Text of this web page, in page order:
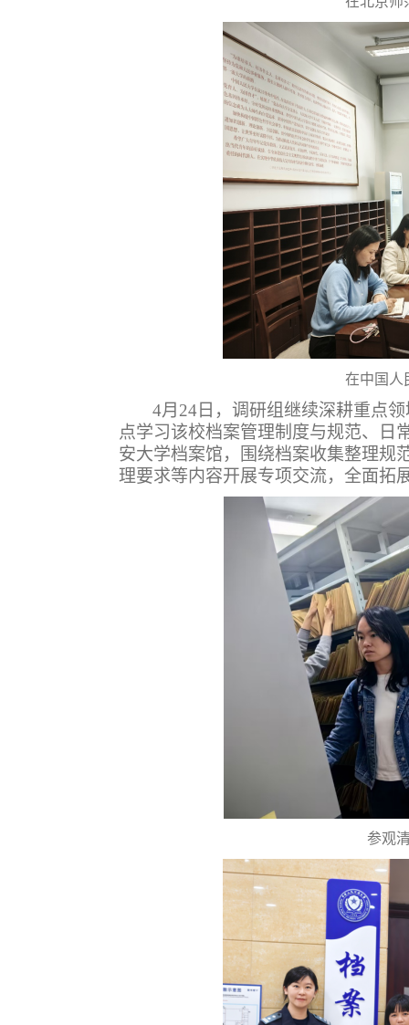
在中国人
4月 24日，调研组继续深耕重点
点学习该校档案管理制度与规范、日
安大学档案馆，围绕档案收集整理规
理要求等内容开展专项交流，全面拓
参观